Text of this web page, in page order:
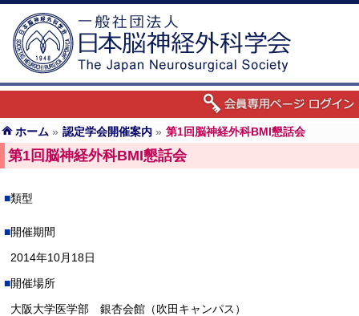
ホーム » 認定学会開催案内 » 第1回脳神経外科BMI懇話会
第1回脳神経外科BMI懇話会
類型
開催期間
2014年10月18日
開催場所
大阪大学医学部 銀杏会館（吹田キャンパス）